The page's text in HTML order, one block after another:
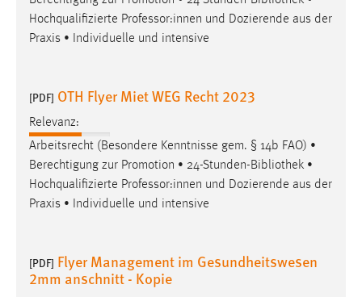
Hochqualifizierte Professor:innen und Dozierende aus der
Praxis • Individuelle und intensive
[PDF] OTH Flyer Miet WEG Recht 2023
Relevanz:
Arbeitsrecht (Besondere Kenntnisse gem. § 14b FAO) •
Berechtigung zur Promotion • 24-Stunden-Bibliothek •
Hochqualifizierte Professor:innen und Dozierende aus der
Praxis • Individuelle und intensive
[PDF] Flyer Management im Gesundheitswesen
2mm anschnitt - Kopie
Max. 13 Monate
Marketing Cookies werden von Drittanbietern
Sie tun dies, indem sie Besucher über Websites
hinweg verfolgen.
Google Ads
Anbieter:
Google Ireland Limited